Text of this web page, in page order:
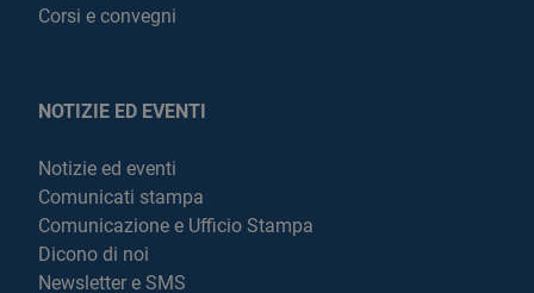
Corsi e convegni
NOTIZIE ED EVENTI
Notizie ed eventi
Comunicati stampa
Comunicazione e Ufficio Stampa
Dicono di noi
Newsletter e SMS